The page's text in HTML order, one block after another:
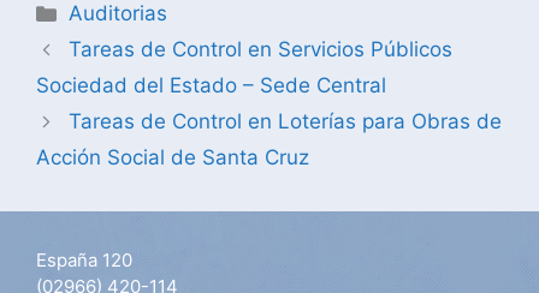
Auditorias
Tareas de Control en Servicios Públicos
Sociedad del Estado – Sede Central
Tareas de Control en Loterías para Obras de
Acción Social de Santa Cruz
España 120
(02966) 420-114